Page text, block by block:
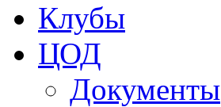
Клубы
ЦОД
Документы